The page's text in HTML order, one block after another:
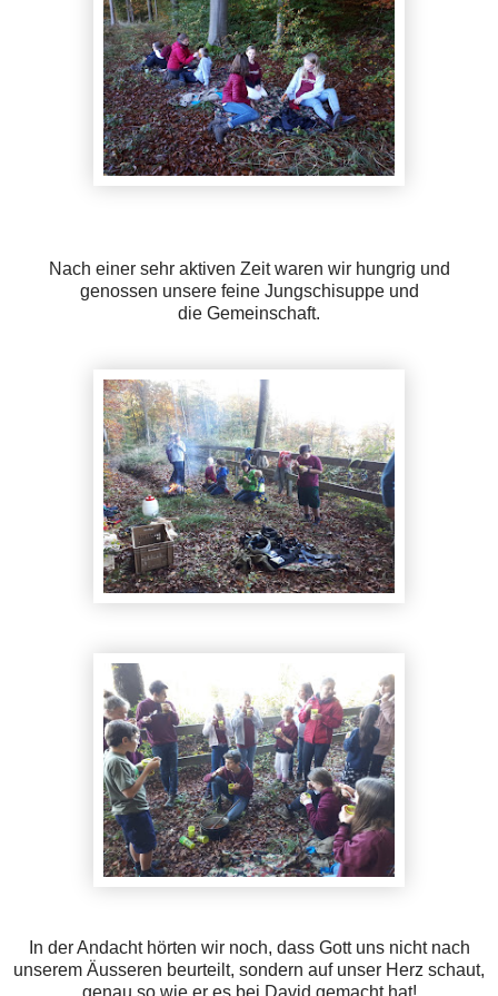
Nach einer sehr aktiven Zeit waren wir hungrig und
genossen unsere feine Jungschisuppe und
die Gemeinschaft.
In der Andacht hörten wir noch, dass Gott uns nicht nach
unserem Äusseren beurteilt, sondern auf unser Herz schaut,
genau so wie er es bei David gemacht hat!